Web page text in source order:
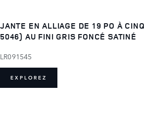
JANTE EN ALLIAGE DE 19 PO À
5046) AU FINI GRIS FONCÉ SATINÉ
LR091545
EXPLOREZ